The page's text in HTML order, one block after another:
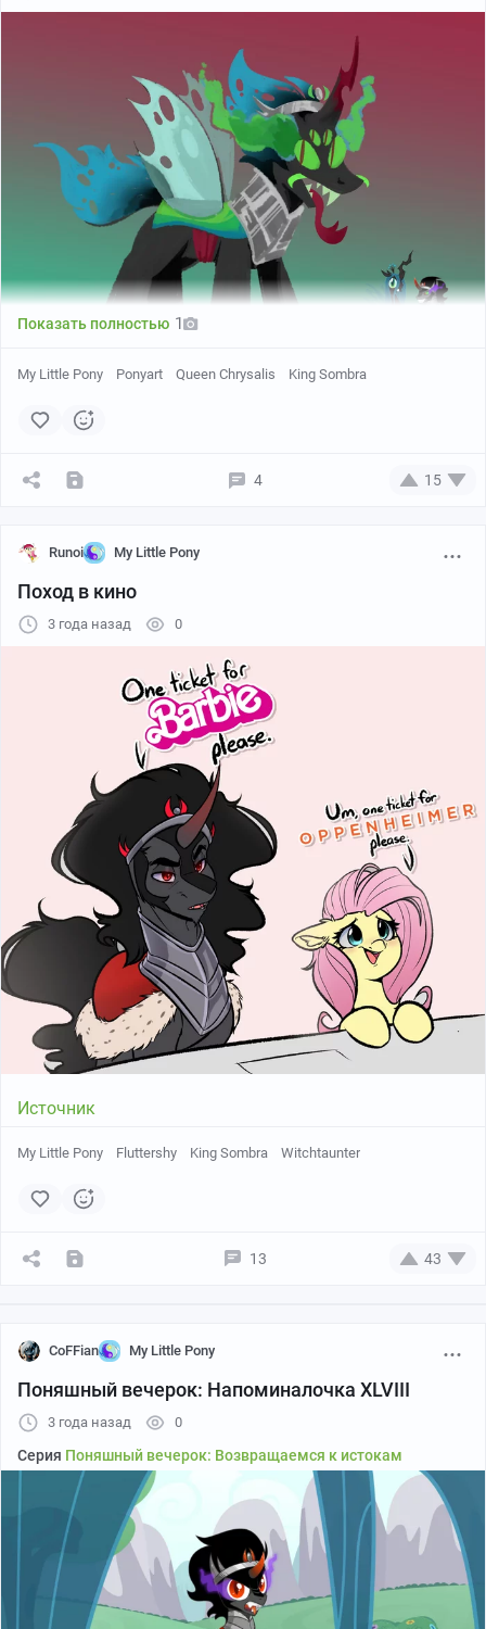
Artist: msponies
Показать полностью 1
My Little Pony Ponyart Queen Chrysalis King Sombra
4 15
Runoi My Little Pony
Поход в кино
3 года назад 0
Источник
My Little Pony Fluttershy King Sombra Witchtaunter
13 43
CoFFian My Little Pony
Поняшный вечерок: Напоминалочка XLVIII
3 года назад 0
Серия Поняшный вечерок: Возвращаемся к истокам